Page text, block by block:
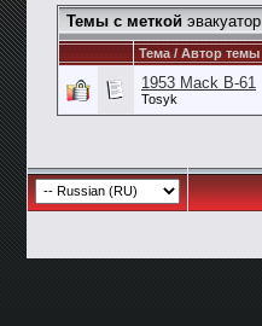
Темы с меткой эвакуатор
Тема / Автор темы
1953 Mack B-61
Tosyk